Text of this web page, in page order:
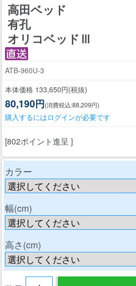
高田ベッド
有孔
オリコベッドⅢ
ATB-960U-3
本体価格 133,650円(税抜)
80,190円(消費税込:88,209円)
購入するにはログインが必要です
[802ポイント進呈 ]
カラー
幅(cm)
高さ(cm)